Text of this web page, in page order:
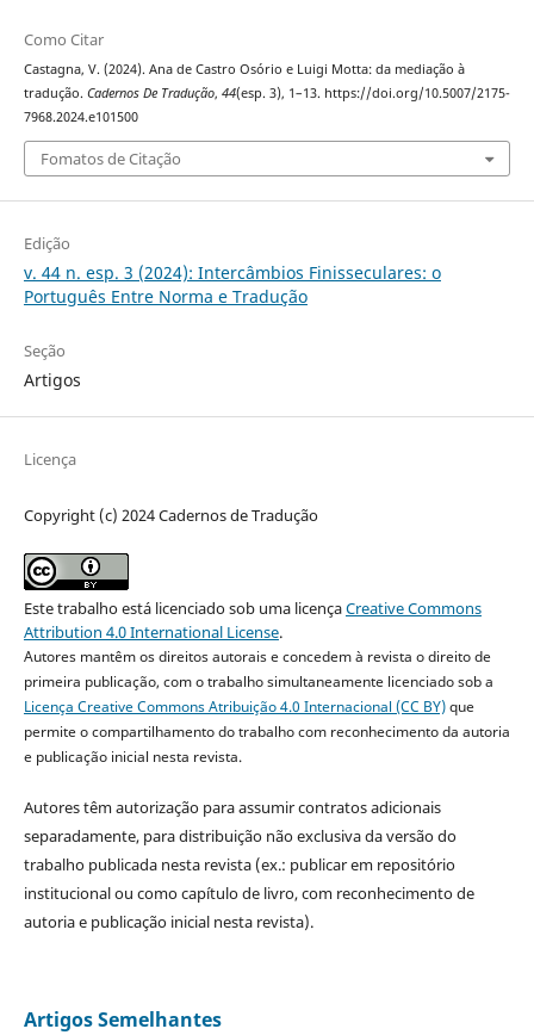
Como Citar
Castagna, V. (2024). Ana de Castro Osório e Luigi Motta: da mediação à
tradução. Cadernos De Tradução, 44(esp. 3), 1–13. https://doi.org/10.5007/2175-
7968.2024.e101500
Fomatos de Citação
Edição
v. 44 n. esp. 3 (2024): Intercâmbios Finisseculares: o
Português Entre Norma e Tradução
Seção
Artigos
Licença
Copyright (c) 2024 Cadernos de Tradução
Este trabalho está licenciado sob uma licençaCreative Commons
Attribution 4.0 International License.
Autores mantêm os direitos autorais e concedem à revista o direito de
primeira publicação, com o trabalho simultaneamente licenciado sob a
Licença Creative Commons Atribuição 4.0 Internacional (CC BY)que
permite o compartilhamento do trabalho com reconhecimento da autoria
e publicação inicial nesta revista.
Autores têm autorização para assumir contratos adicionais
separadamente, para distribuição não exclusiva da versão do
trabalho publicada nesta revista (ex.: publicar em repositório
institucional ou como capítulo de livro, com reconhecimento de
autoria e publicação inicial nesta revista).
Artigos Semelhantes